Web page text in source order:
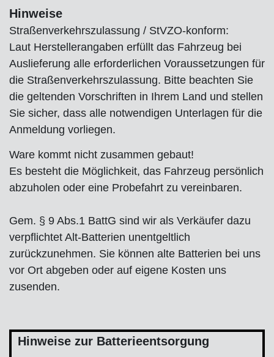
Hinweise
Straßenverkehrszulassung / StVZO-konform:
Laut Herstellerangaben erfüllt das Fahrzeug bei
Auslieferung alle erforderlichen Voraussetzungen für
die Straßenverkehrszulassung. Bitte beachten Sie
die geltenden Vorschriften in Ihrem Land und stellen
Sie sicher, dass alle notwendigen Unterlagen für die
Anmeldung vorliegen.
Ware kommt nicht zusammen gebaut!
Es besteht die Möglichkeit, das Fahrzeug persönlich
abzuholen oder eine Probefahrt zu vereinbaren.
Gem. § 9 Abs.1 BattG sind wir als Verkäufer dazu
verpflichtet Alt-Batterien unentgeltlich
zurückzunehmen. Sie können alte Batterien bei uns
vor Ort abgeben oder auf eigene Kosten uns
zusenden.
Hinweise zur Batterieentsorgung